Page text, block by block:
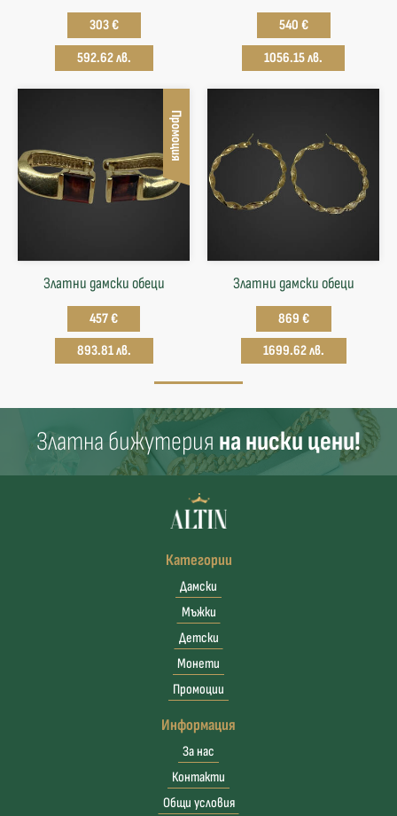
303 €
592.62 лв.
540 €
1056.15 лв.
Промоция
Златни дамски обеци
457 €
893.81 лв.
Златни дамски обеци
869 €
1699.62 лв.
Златна бижутерия на ниски цени!
Категории
Дамски
Мъжки
Детски
Монети
Промоции
Информация
За нас
Контакти
Общи условия